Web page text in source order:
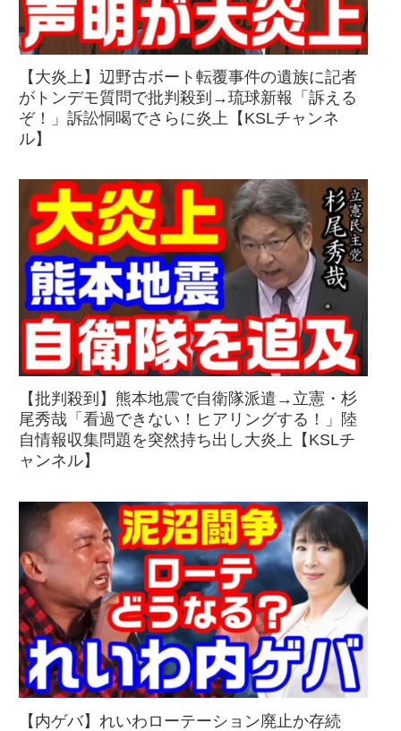
【大炎上】辺野古ボート転覆事件の遺族に記者
がトンデモ質問で批判殺到→琉球新報「訴える
ぞ！」訴訟恫喝でさらに炎上【KSLチャンネ
ル】
【批判殺到】熊本地震で自衛隊派遣→立憲・杉
尾秀哉「看過できない！ヒアリングする！」陸
自情報収集問題を突然持ち出し大炎上【KSLチ
ャンネル】
【内ゲバ】れいわローテーション廃止か存続